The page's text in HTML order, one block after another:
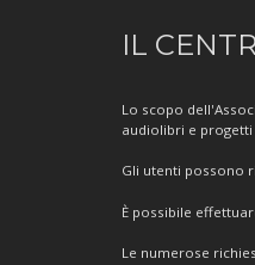
Informazioni
IL
Lo scopo
audiolibri e
Gli utenti possono
È possibile
Le numerose